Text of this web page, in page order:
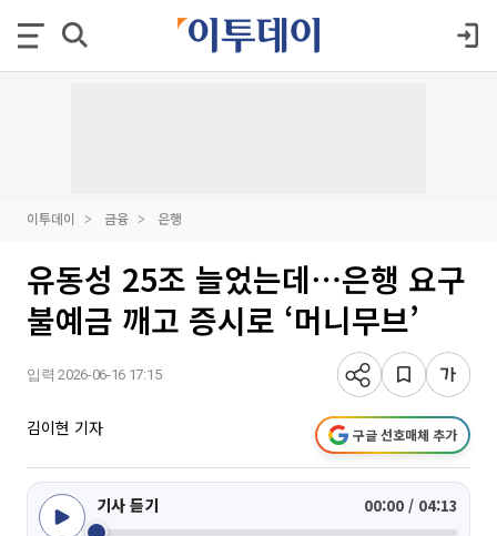
이투데이 금융 은행
유동성 25조 늘었는데⋯은행 요구
불예금 깨고 증시로 ‘머니무브’
입력 2026-06-16 17:15
김이현 기자 구글 선호매체 추가
기사 듣기 00:00 / 04:13